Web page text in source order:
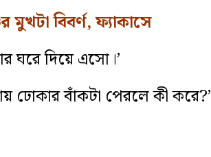
বিবর্ণ, ফ্যাকাসে
দিয়ে এসো।’
ঢোকার বাঁকটা পেরলে কী করে?’